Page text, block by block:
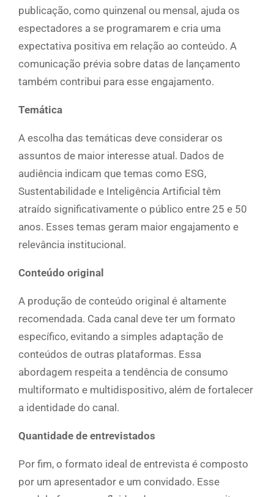
publicação, como quinzenal ou mensal, ajuda os
espectadores a se programarem e cria uma
expectativa positiva em relação ao conteúdo. A
comunicação prévia sobre datas de lançamento
também contribui para esse engajamento.
Temática
A escolha das temáticas deve considerar os
assuntos de maior interesse atual. Dados de
audiência indicam que temas como ESG,
Sustentabilidade e Inteligência Artificial têm
atraído significativamente o público entre 25 e 50
anos. Esses temas geram maior engajamento e
relevância institucional.
Conteúdo original
A produção de conteúdo original é altamente
recomendada. Cada canal deve ter um formato
específico, evitando a simples adaptação de
conteúdos de outras plataformas. Essa
abordagem respeita a tendência de consumo
multiformato e multidispositivo, além de fortalecer
a identidade do canal.
Quantidade de entrevistados
Por fim, o formato ideal de entrevista é composto
por um apresentador e um convidado. Esse